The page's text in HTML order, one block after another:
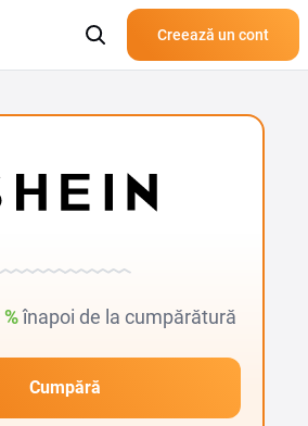
Creează un cont
%înapoi de la cumpărătură
Cumpără